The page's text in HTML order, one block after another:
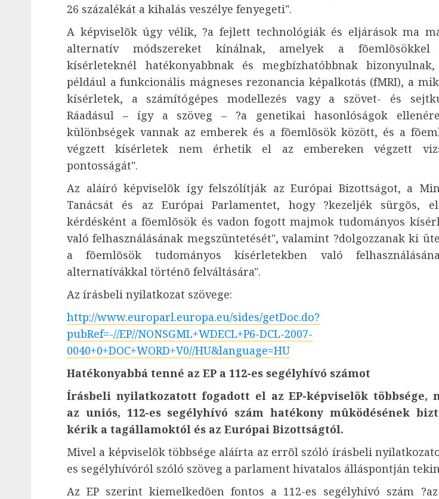
26 százalékát a kihalás veszélye fenyegeti".
A képviselõk úgy vélik, ?a fejlett technológiák és eljárások ma
alternatív módszereket kínálnak, amelyek a fõemlõsökkel
kísérleteknél hatékonyabbnak és megbízhatóbbnak
például a funkcionális mágneses rezonancia képalkotás (fMRI), a
kísérletek, a számítógépes modellezés vagy a szövet- és
Ráadásul – így a szöveg – ?a genetikai hasonlóságok
különbségek vannak az emberek és a fõemlõsök között, és a
végzett kísérletek nem érhetik el az embereken végzett
pontosságát".
Az aláíró képviselõk így felszólítják az Európai Bizottságot, a
Tanácsát és az Európai Parlamentet, hogy ?kezeljék sürgõs,
kérdésként a fõemlõsök és vadon fogott majmok tudományos
való felhasználásának megszüntetését", valamint ?dolgozzanak ki
a fõemlõsök tudományos kísérletekben való
alternatívákkal történõ felváltására".
Az írásbeli nyilatkozat szövege:
http://www.europarl.europa.eu/sides/getDoc.do?
pubRef=-//EP//NONSGML+WDECL+P6-DCL-2007-
0040+0+DOC+WORD+V0//HU&language=HU
Hatékonyabbá tenné az EP a 112-es segélyhívó számot
Írásbeli nyilatkozatott fogadott el az EP-képviselõk többsége,
az uniós, 112-es segélyhívó szám hatékony mûködésének
kérik a tagállamoktól és az Európai Bizottságtól.
Mivel a képviselõk többsége aláírta az errõl szóló írásbeli
es segélyhívóról szóló szöveg a parlament hivatalos álláspontján
Az EP szerint kiemelkedõen fontos a 112-es segélyhívó szám